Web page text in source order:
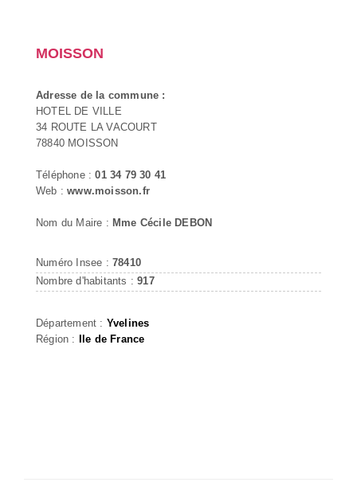
MOISSON
Adresse de la commune :
HOTEL DE VILLE
34 ROUTE LA VACOURT
78840 MOISSON
Téléphone :01 34 79 30 41
Web :www.moisson.fr
Nom du Maire : Mme Cécile DEBON
Numéro Insee : 78410
Nombre d'habitants :917
Département : Yvelines
Région : Ile de France